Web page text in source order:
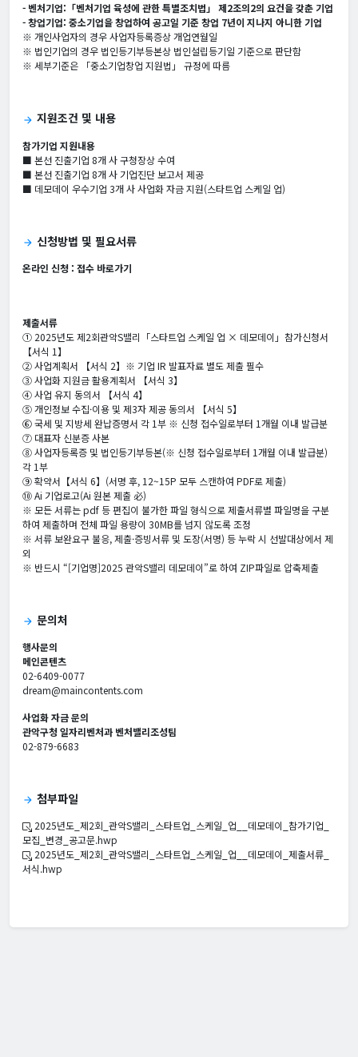
- 벤처기업:「벤처기업 육성에 관한 특별조치법」 제2조의2의 요건을 갖춘 기업
- 창업기업: 중소기업을 창업하여 공고일 기준 창업 7년이 지나지 아니한 기업
※ 개인사업자의 경우 사업자등록증상 개업연월일
※ 법인기업의 경우 법인등기부등본상 법인설립등기일 기준으로 판단함
※ 세부기준은 「중소기업창업 지원법」 규정에 따름
arrow_forward 지원조건 및 내용
참가기업 지원내용
■ 본선 진출기업 8개 사 구청장상 수여
■ 본선 진출기업 8개 사 기업진단 보고서 제공
■ 데모데이 우수기업 3개 사 사업화 자금 지원(스타트업 스케일 업)
arrow_forward 신청방법 및 필요서류
온라인 신청 : 접수 바로가기
제출서류
① 2025년도 제2회관악S밸리「스타트업 스케일 업 × 데모데이」참가신청서
【서식 1】
② 사업계획서 【서식 2】※ 기업 IR 발표자료 별도 제출 필수
③ 사업화 지원금 활용계획서 【서식 3】
④ 사업 유지 동의서 【서식 4】
⑤ 개인정보 수집·이용 및 제3자 제공 동의서 【서식 5】
⑥ 국세 및 지방세 완납증명서 각 1부 ※ 신청 접수일로부터 1개월 이내 발급분
⑦ 대표자 신분증 사본
⑧ 사업자등록증 및 법인등기부등본(※ 신청 접수일로부터 1개월 이내 발급분)
각 1부
⑨ 확약서【서식 6】(서명 후, 12~15P 모두 스캔하여 PDF로 제출)
⑩ Ai 기업로고(Ai 원본 제출 必)
※ 모든 서류는 pdf 등 편집이 불가한 파일 형식으로 제출서류별 파일명을 구분
하여 제출하며 전체 파일 용량이 30MB를 넘지 않도록 조정
※ 서류 보완요구 불응, 제출·증빙서류 및 도장(서명) 등 누락 시 선발대상에서 제
외
※ 반드시 “[기업명]2025 관악S밸리 데모데이”로 하여 ZIP파일로 압축제출
arrow_forward 문의처
행사문의
메인콘텐츠
02-6409-0077
dream@maincontents.com
사업화 자금 문의
관악구청 일자리벤처과 벤처밸리조성팀
02-879-6683
arrow_forward 첨부파일
2025년도_제2회_관악S밸리_스타트업_스케일_업__데모데이_참가기업_
모집_변경_공고문.hwp
2025년도_제2회_관악S밸리_스타트업_스케일_업__데모데이_제출서류_
서식.hwp